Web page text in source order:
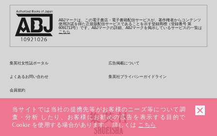
ZEBRACK
ジャンプルーキー！
S-MANGA
集英社コミック文庫
集英社コミック文庫
週刊ヤングジャンプ
ヤングジャンプ定期購読デジタル
となりのヤングジャンプ
グランドジャンプ
ウルトラジャンプ
集英社コミック文庫
りぼん
マーガレット
別冊マーガレット
S-MANGA
集英社コミック文庫
マンガMee公式サイト
リマコミ
マンガMeets
Cookie
office YOU
LEE
eclat
T JAPAN
MEN'S NON-NO
UOMO
集英社オンライン
Sportiva
パラスポ
web 集英社文庫
青春と読書
アジア人物史
集英社ビジネス書
集英社新書
集英社新書プラス - 知の水先案内人
kotoba
e!集英社
情報・知識＆オピニオン imidas
JUMP j-BOOKS
ダッシュエックス文庫公式サイト
集英社Webマガジン コバルト
集英社みらい文庫
集英社の児童図書 S-KIDS.LAND
ジャンプキャラクターズストア
HAPPY PLUS STORE
SHUEISHA VOX
LEEマルシェ
SHOP Marisol
eclat premium
mirabella homme
zakka market
集英社エディターズ・ラボ
ABJマークは、この電子書店・電子書籍配信サービスが、著作権者からコンテンツ
使用許諾を得た正規版配信サービスであることを示す登録商標（登録番号 第
6091713号）です。ABJマークの詳細、ABJマークを掲示しているサービスの一覧は
こちら
集英社女性誌ポータル 広告掲載について
よくあるお問い合わせ 集英社プライバシーガイドライン
会員規約
当サイトでは当社の提携先等がお客様のニーズ等について調
査・分析 したり、お客様にお勧めの広告を表示する目的で
Cookie を使用する場合があります。 詳しくは こちら